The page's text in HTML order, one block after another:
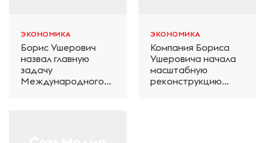
ЭКОНОМИКА
Борис Ушерович
назвал главную
задачу
Международного
ЭКОНОМИКА
Компания Бориса
Ушеровича начала
масштабную
реконструкцию